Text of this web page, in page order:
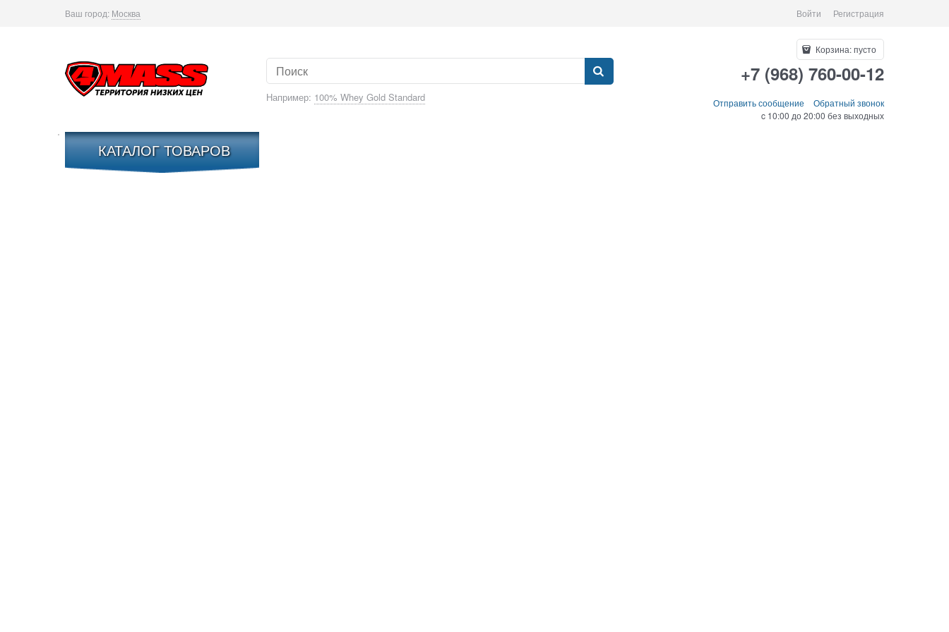
Ваш город: Москва Войти Регистрация
Например: 100% Whey Gold Standard
Корзина:пусто
+7 (968) 760-00-12
Отправить сообщение
Обратный звонок
c 10:00 до 20:00 без выходных
КАТАЛОГ ТОВАРОВ